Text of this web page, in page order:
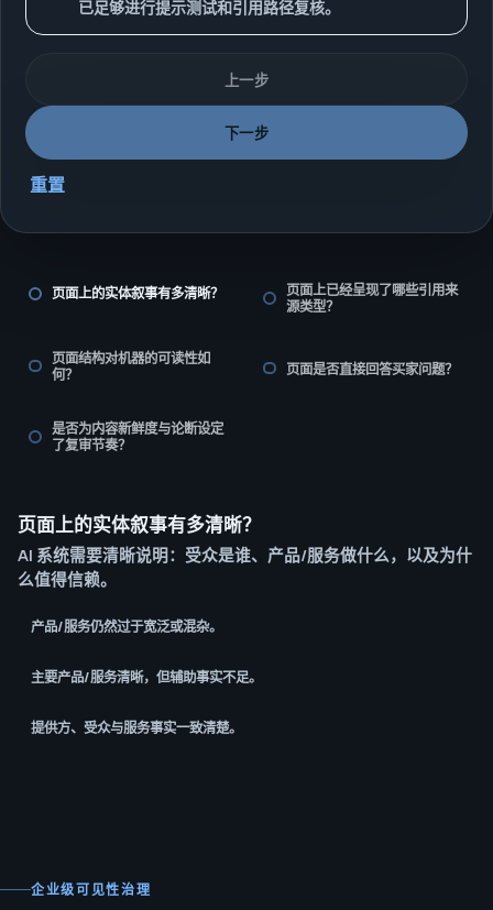
已足够进行提示测试和引用路径复核。
上一步
下一步
重置
页面上的实体叙事有多清晰？
页面上已经呈现了哪些引用来
源类型？
页面结构对机器的可读性如
何？
页面是否直接回答买家问题？
是否为内容新鲜度与论断设定
了复审节奏？
页面上的实体叙事有多清晰？
AI 系统需要清晰说明：受众是谁、产品/服务做什么，以及为什
么值得信赖。
产品/服务仍然过于宽泛或混杂。
主要产品/服务清晰，但辅助事实不足。
提供方、受众与服务事实一致清楚。
企业级可见性治理